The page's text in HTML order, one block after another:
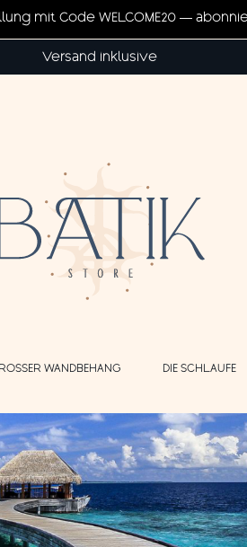
Versand inklusive
WANDBEHANG DIE SCHLAUFE
mit Code WELCOME20 —